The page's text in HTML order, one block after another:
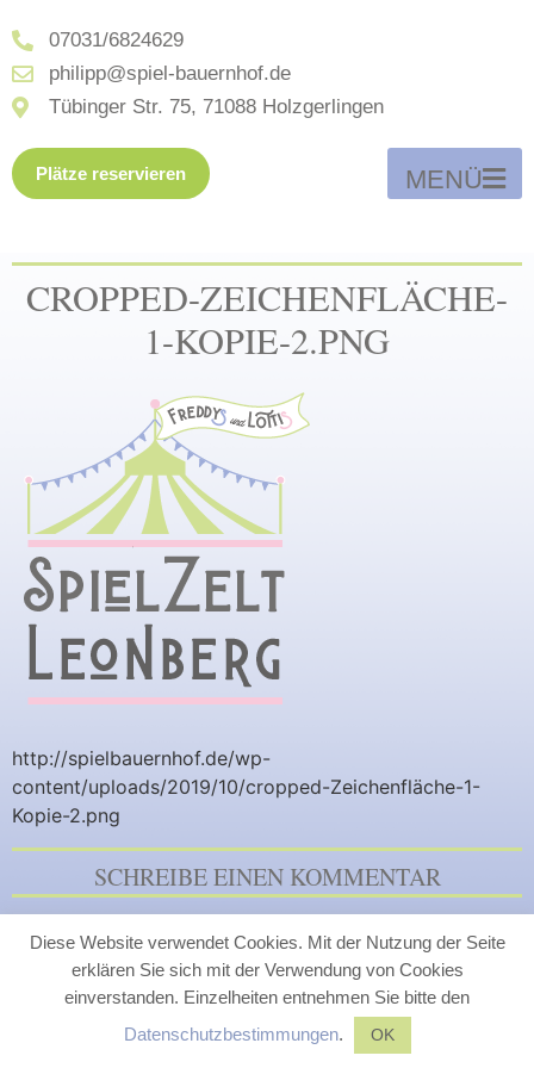
07031/6824629
philipp@spiel-bauernhof.de
Tübinger Str. 75, 71088 Holzgerlingen
Plätze reservieren MENÜ
CROPPED-ZEICHENFLÄCHE-
1-KOPIE-2.PNG
http://spielbauernhof.de/wp-
content/uploads/2019/10/cropped-Zeichenfläche-1-
Kopie-2.png
SCHREIBE EINEN KOMMENTAR
Du musst angemeldet
sein, um einen Kommentar
abzugeben.
Diese Website verwendet Cookies. Mit der Nutzung der Seite
erklären Sie sich mit der Verwendung von Cookies
einverstanden. Einzelheiten entnehmen Sie bitte den
Datenschutzbestimmungen. OK